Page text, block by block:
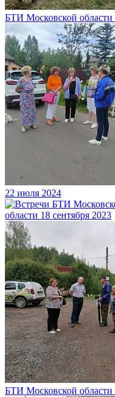
БТИ Московской области
22 июля 2024
области 18 сентября 2023
БТИ Московской области